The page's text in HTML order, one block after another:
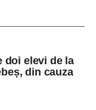
interpreți talentați
cultural prin
doi elevi de la
din cauza